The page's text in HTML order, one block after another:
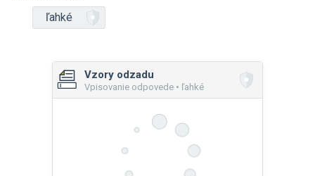
ľahké
Vzory odzadu
Vpisovanie odpovede • ľahké